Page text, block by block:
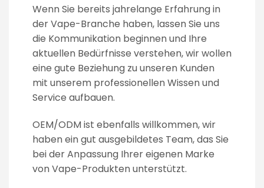
Wenn Sie bereits jahrelange Erfahrung in
der Vape-Branche haben, lassen Sie uns
die Kommunikation beginnen und Ihre
aktuellen Bedürfnisse verstehen, wir wollen
eine gute Beziehung zu unseren Kunden
mit unserem professionellen Wissen und
Service aufbauen.
OEM/ODM ist ebenfalls willkommen, wir
haben ein gut ausgebildetes Team, das Sie
bei der Anpassung Ihrer eigenen Marke
von Vape-Produkten unterstützt.